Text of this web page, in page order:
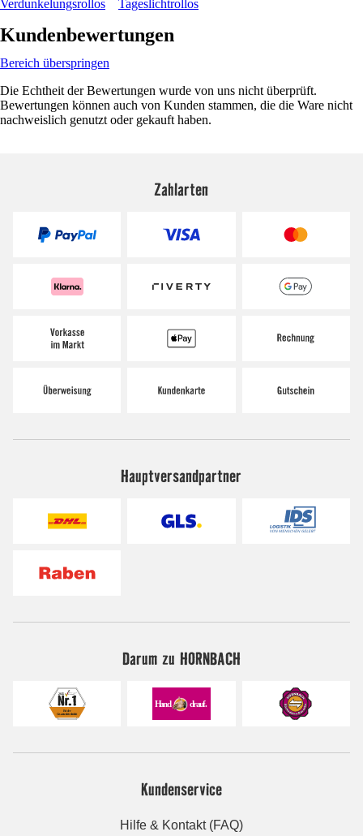
Verdunkelungsrollos Tageslichtrollos
Kundenbewertungen
Bereich überspringen
Die Echtheit der Bewertungen wurde von uns nicht überprüft.
Bewertungen können auch von Kunden stammen, die die Ware nicht
nachweislich genutzt oder gekauft haben.
Zahlarten
Hauptversandpartner
Darum zu HORNBACH
Kundenservice
Hilfe & Kontakt (FAQ)